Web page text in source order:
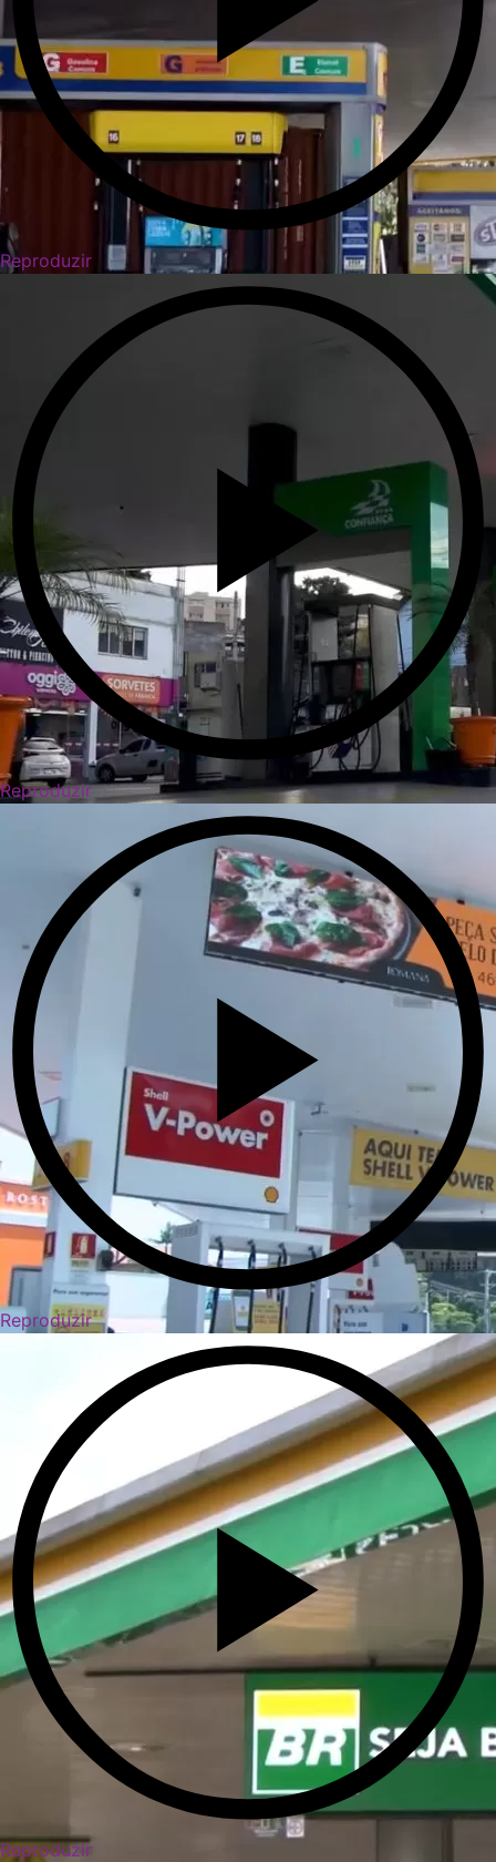
Reproduzir
Reproduzir
Reproduzir
Reproduzir